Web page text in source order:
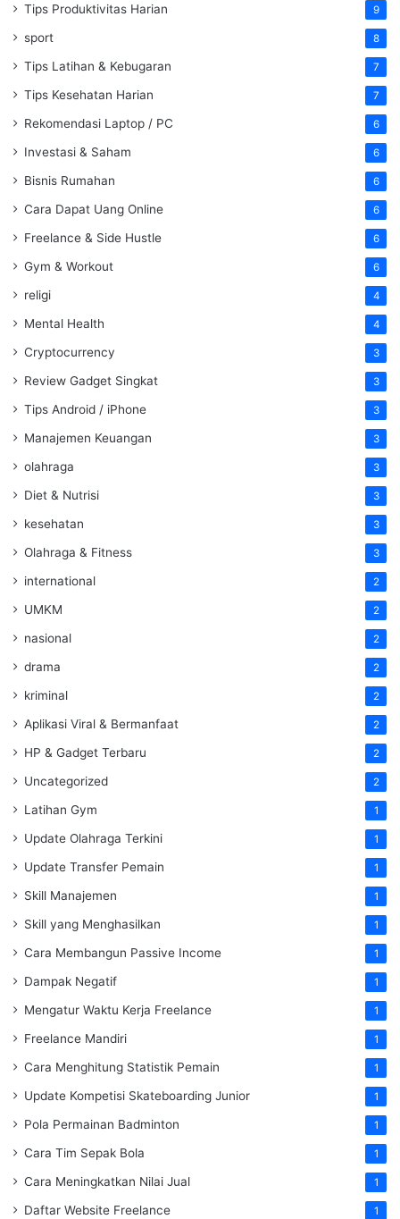
Tips Produktivitas Harian 9
sport 8
Tips Latihan & Kebugaran 7
Tips Kesehatan Harian 7
Rekomendasi Laptop / PC 6
Investasi & Saham 6
Bisnis Rumahan 6
Cara Dapat Uang Online 6
Freelance & Side Hustle 6
Gym & Workout 6
religi 4
Mental Health 4
Cryptocurrency 3
Review Gadget Singkat 3
Tips Android / iPhone 3
Manajemen Keuangan 3
olahraga 3
Diet & Nutrisi 3
kesehatan 3
Olahraga & Fitness 3
international 2
UMKM 2
nasional 2
drama 2
kriminal 2
Aplikasi Viral & Bermanfaat 2
HP & Gadget Terbaru 2
Uncategorized 2
Latihan Gym 1
Update Olahraga Terkini 1
Update Transfer Pemain 1
Skill Manajemen 1
Skill yang Menghasilkan 1
Cara Membangun Passive Income 1
Dampak Negatif 1
Mengatur Waktu Kerja Freelance 1
Freelance Mandiri 1
Cara Menghitung Statistik Pemain 1
Update Kompetisi Skateboarding Junior 1
Pola Permainan Badminton 1
Cara Tim Sepak Bola 1
Cara Meningkatkan Nilai Jual 1
Daftar Website Freelance 1